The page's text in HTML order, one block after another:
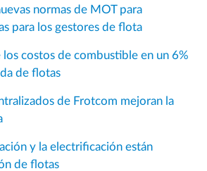
normas de MOT para
para los gestores de flota
costos de combustible en un 6%
de flotas
de Frotcom mejoran la
y la electrificación están
de flotas